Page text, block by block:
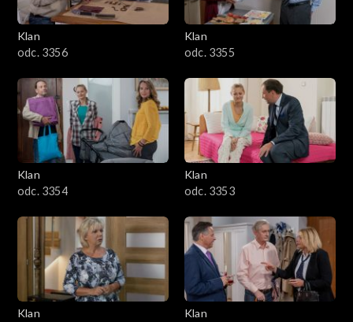
Klan
odc. 3356
Klan
odc. 3355
Klan
odc. 3354
Klan
odc. 3353
Klan
Klan